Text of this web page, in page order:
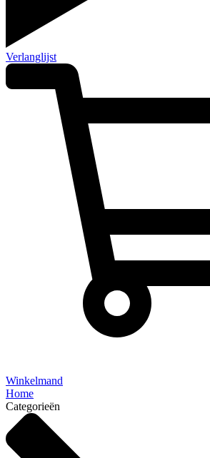
Verlanglijst
Winkelmand
Home
Categorieën